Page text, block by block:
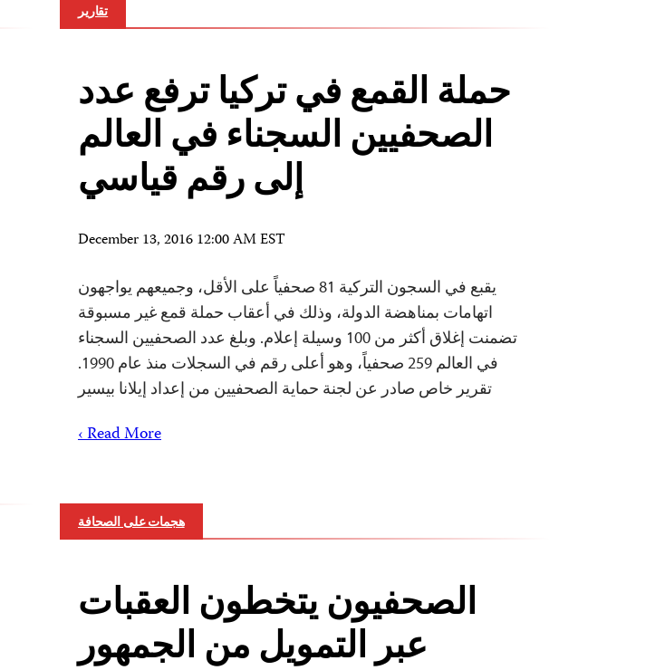
تقارير
حملة القمع في تركيا ترفع عدد
الصحفيين السجناء في العالم
إلى رقم قياسي
December 13, 2016 12:00 AM EST
يقبع في السجون التركية 81 صحفياً على الأقل، وجميعهم يواجهون
اتهامات بمناهضة الدولة، وذلك في أعقاب حملة قمع غير مسبوقة
تضمنت إغلاق أكثر من 100 وسيلة إعلام. وبلغ عدد الصحفيين السجناء
في العالم 259 صحفياً، وهو أعلى رقم في السجلات منذ عام 1990.
تقرير خاص صادر عن لجنة حماية الصحفيين من إعداد إيلانا بيسير
Read More ›
هجمات على الصحافة
الصحفيون يتخطون العقبات
عبر التمويل من الجمهور